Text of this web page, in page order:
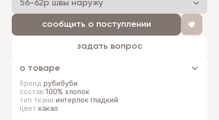
сообщить о поступлении
задать вопрос
о товаре
бренд:рубибуби
состав:100% хлопок
тип ткани:интерлок гладкий
цвет:какао